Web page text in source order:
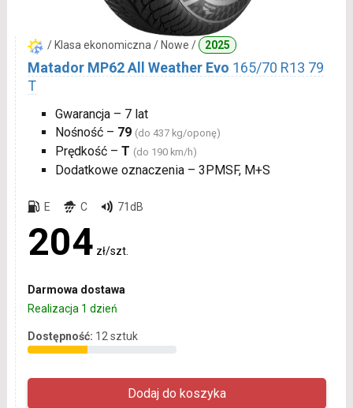
/ Klasa ekonomiczna / Nowe / 2025
Matador MP62 All Weather Evo 165/70 R13 79
T
Gwarancja – 7 lat
Nośność – 79 (do 437 kg/oponę)
Prędkość – T (do 190 km/h)
Dodatkowe oznaczenia – 3PMSF, M+S
E C 71dB
204 zł/szt.
Darmowa dostawa
Realizacja 1 dzień
Dostępność: 12 sztuk